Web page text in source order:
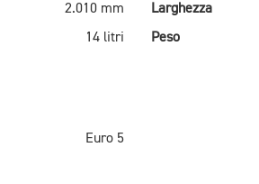
2.010 mm Larghezza
14 litri Peso
Euro 5